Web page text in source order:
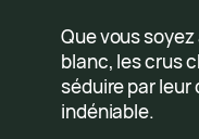
Que vous
blanc, les crus
séduire par
indéniable.